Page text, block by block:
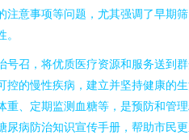
注意事项等问题，尤其强调了早期筛
号召，将优质医疗资源和服务送到
控的慢性疾病，建立并坚持健康的
重、定期监测血糖等，是预防和管
尿病防治知识宣传手册，帮助市民